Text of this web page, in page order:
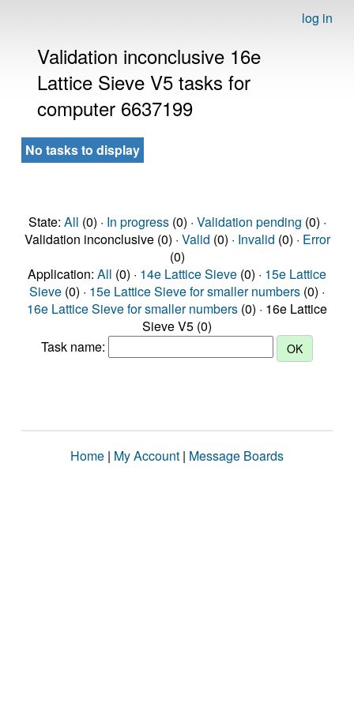
log in
Validation inconclusive 16e
Lattice Sieve V5 tasks for
computer 6637199
No tasks to display
State: All (0) · In progress(0) · Validation pending (0) ·
Validation inconclusive (0) · Valid (0) · Invalid (0) · Error
(0)
Application: All (0) · 14e Lattice Sieve (0) · 15e Lattice
Sieve (0) · 15e Lattice Sieve for smaller numbers (0) ·
16e Lattice Sieve for smaller numbers (0) · 16e Lattice
Sieve V5 (0)
Task name:
Home | My Account | Message Boards